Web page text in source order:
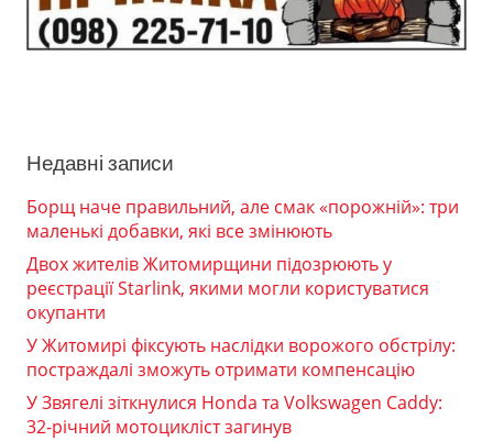
Недавні записи
Борщ наче правильний, але смак «порожній»: три
маленькі добавки, які все змінюють
Двох жителів Житомирщини підозрюють у
реєстрації Starlink, якими могли користуватися
окупанти
У Житомирі фіксують наслідки ворожого обстрілу:
постраждалі зможуть отримати компенсацію
У Звягелі зіткнулися Honda та Volkswagen Caddy:
32-річний мотоцикліст загинув